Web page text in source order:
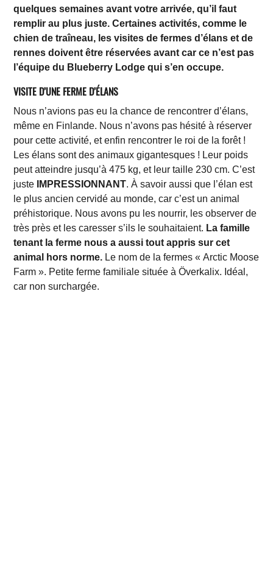
quelques semaines avant votre arrivée, qu’il faut
remplir au plus juste. Certaines activités, comme le
chien de traîneau, les visites de fermes d’élans et de
rennes doivent être réservées avant car ce n’est pas
l’équipe du Blueberry Lodge qui s’en occupe.
VISITE D’UNE FERME D’ÉLANS
Nous n’avions pas eu la chance de rencontrer d’élans,
même en Finlande. Nous n’avons pas hésité à réserver
pour cette activité, et enfin rencontrer le roi de la forêt !
Les élans sont des animaux gigantesques ! Leur poids
peut atteindre jusqu’à 475 kg, et leur taille 230 cm. C’est
juste
IMPRESSIONNANT. À savoir aussi que l’élan est
le plus ancien cervidé au monde, car c’est un animal
préhistorique. Nous avons pu les nourrir, les observer de
très près et les caresser s’ils le souhaitaient. La famille
tenant la ferme nous a aussi tout appris sur cet
animal hors norme. Le nom de la fermes « Arctic Moose
Farm ». Petite ferme familiale située à Överkalix. Idéal,
car non surchargée.